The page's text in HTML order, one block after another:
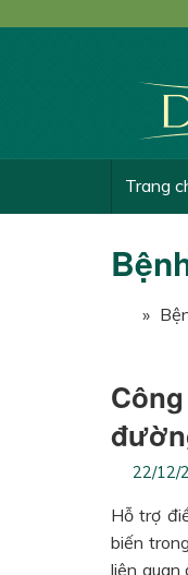
Trang
»
22/12/
Hỗ trợ
biến
liên quan